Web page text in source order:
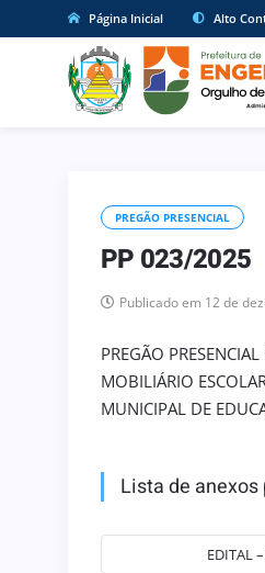
Página Inicial Alto
PREGÃO PRESENCIAL
PP 023/2025
Publicado em 12 de
PREGÃO
MOBILIÁRIO
MUNICIPAL DE
Lista de
EDITAL